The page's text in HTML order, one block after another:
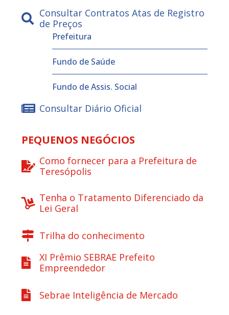
Consultar Contratos Atas de Registro
de Preços
Prefeitura
Fundo de Saúde
Fundo de Assis. Social
Consultar Diário Oficial
PEQUENOS NEGÓCIOS
Como fornecer para a Prefeitura de
Teresópolis
Tenha o Tratamento Diferenciado da
Lei Geral
Trilha do conhecimento
XI Prêmio SEBRAE Prefeito
Empreendedor
Sebrae Inteligência de Mercado